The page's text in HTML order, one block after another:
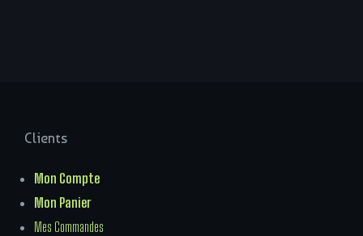
Clients
Mon Compte
Mon Panier
Mes Commandes